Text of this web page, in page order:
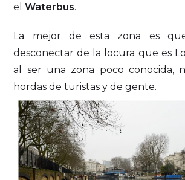
elWaterbus.
La mejor de esta zona es
desconectar de la locura que es
al ser una zona poco conocida,
hordas de turistas y de gente.